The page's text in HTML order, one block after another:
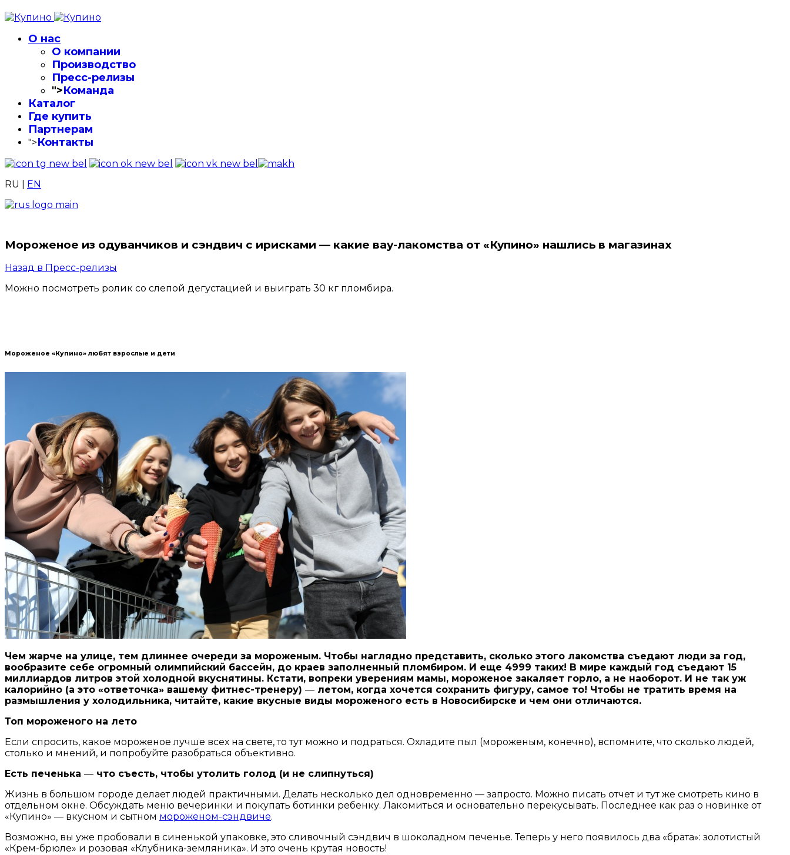
О нас
О компании
Производство
Пресс-релизы
">Команда
Каталог
Где купить
Партнерам
">Контакты
RU EN
Мороженое из одуванчиков и сэндвич с ирисками — какие вау-лакомства от «Купино» нашлись в магазинах
Назад в Пресс-релизы
Можно посмотреть ролик со слепой дегустацией и выиграть 30 кг пломбира.
Мороженое «Купино» любят взрослые и дети
Чем жарче на улице, тем длиннее очереди за мороженым. Чтобы наглядно представить, сколько этого лакомства съедают люди за год,
вообразите себе огромный олимпийский бассейн, до краев заполненный пломбиром. И еще 4999 таких! В мире каждый год съедают 15
миллиардов литров этой холодной вкуснятины. Кстати, вопреки уверениям мамы, мороженое закаляет горло, а не наоборот. И не так уж
калорийно (а это «ответочка» вашему фитнес-тренеру) — летом, когда хочется сохранить фигуру, самое то! Чтобы не тратить время на
размышления у холодильника, читайте, какие вкусные виды мороженого есть в Новосибирске и чем они отличаются.
Топ мороженого на лето
Если спросить, какое мороженое лучше всех на свете, то тут можно и подраться. Охладите пыл (мороженым, конечно), вспомните, что сколько людей,
столько и мнений, и попробуйте разобраться объективно.
Есть печенька — что съесть, чтобы утолить голод (и не слипнуться)
Жизнь в большом городе делает людей практичными. Делать несколько дел одновременно — запросто. Можно писать отчет и тут же смотреть кино в
отдельном окне. Обсуждать меню вечеринки и покупать ботинки ребенку. Лакомиться и основательно перекусывать. Последнее как раз о новинке от
«Купино» — вкусном и сытном мороженом-сэндвиче.
Возможно, вы уже пробовали в синенькой упаковке, это сливочный сэндвич в шоколадном печенье. Теперь у него появилось два «брата»: золотистый
«Крем-брюле» и розовая «Клубника-земляника». И это очень крутая новость!